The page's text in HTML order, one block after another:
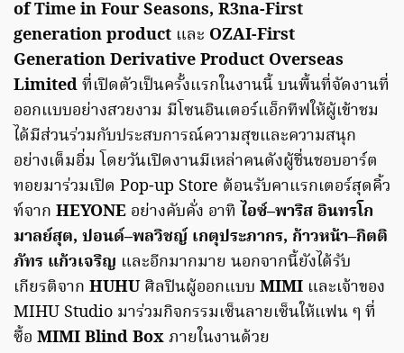
of Time in Four Seasons, R3na-First
generation product และ OZAI-First
Generation Derivative Product Overseas
Limitedที่เปิดตัวเป็นครั้งแรกในงานนี้ บนพื้นที่จัดงานที่
ออกแบบอย่างสวยงาม มีโซนอินเตอร์แอ็กทีฟให้ผู้เข้าชม
ได้มีส่วนร่วมกับประสบการณ์ความสุขและความสนุก
อย่างเต็มอิ่ม โดยวันเปิดงานมีเหล่าคนดังผู้ชื่นชอบอาร์ต
ทอยมาร่วมเปิด Pop-up Store ต้อนรับคาแรกเตอร์สุดคิ้ว
ท์จาก HEYONE อย่างคับคั่ง อาทิ ไอซ์–พาริส อินทรโก
มาลย์สุต, ปอนด์–พลวิชญ์ เกตุประภากร, ก้าวหน้า–กิตติ
ภัทร แก้วเจริญ และอีกมากมาย นอกจากนี้ยังได้รับ
เกียรติจาก HUHUศิลปินผู้ออกแบบ MIMI และเจ้าของ
MIHU Studio มาร่วมกิจกรรมเซ็นลายเซ็นให้แฟน ๆ ที่
ซื้อ MIMI Blind Boxภายในงานด้วย